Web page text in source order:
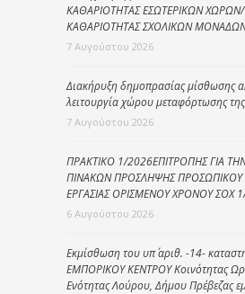
ΚΑΘΑΡΙΟΤΗΤΑΣ ΕΣΩΤΕΡΙΚΩΝ
ΚΑΘΑΡΙΟΤΗΤΑΣ ΣΧΟΛΙΚΩΝ
7 Αυγούστου 2026
Διακήρυξη δημοπρασίας μίσθωσης
λειτουργία χώρου μεταφόρτωσης
7 Αυγούστου 2026
ΠΡΑΚΤΙΚΟ 1/2026ΕΠΙΤΡΟΠΗΣ ΓΙΑ
ΠΙΝΑΚΩΝ ΠΡΟΣΛΗΨΗΣ
ΕΡΓΑΣΙΑΣ ΟΡΙΣΜΕΝΟΥ ΧΡΟΝΟΥ ΣΟΧ
6 Αυγούστου 2026
Εκμίσθωση του υπ΄ αριθ. -14-
ΕΜΠΟΡΙΚΟΥ ΚΕΝΤΡΟΥ Κοινότητας
Ενότητας Λούρου, Δήμου Πρέβεζας